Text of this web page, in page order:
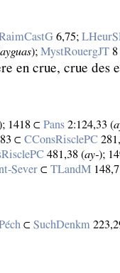
6,75;
ayguas);MystRouergJT
en crue, crue des
1418 ⊂Pans 2:124,33 (
⊂CConsRisclePC
481,38 (ay‑);
⊂TLandM
⊂SuchDenkm